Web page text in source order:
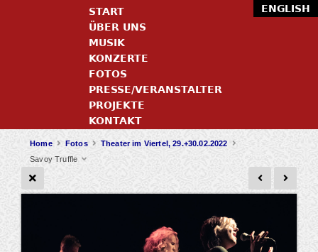
Home Fotos
Theater im Viertel, 29.+30.02.2022
Savoy Truffle
START
ÜBER UNS
MUSIK
KONZERTE
FOTOS
PRESSE/VERANSTALTER
PROJEKTE
KONTAKT
ENGLISH